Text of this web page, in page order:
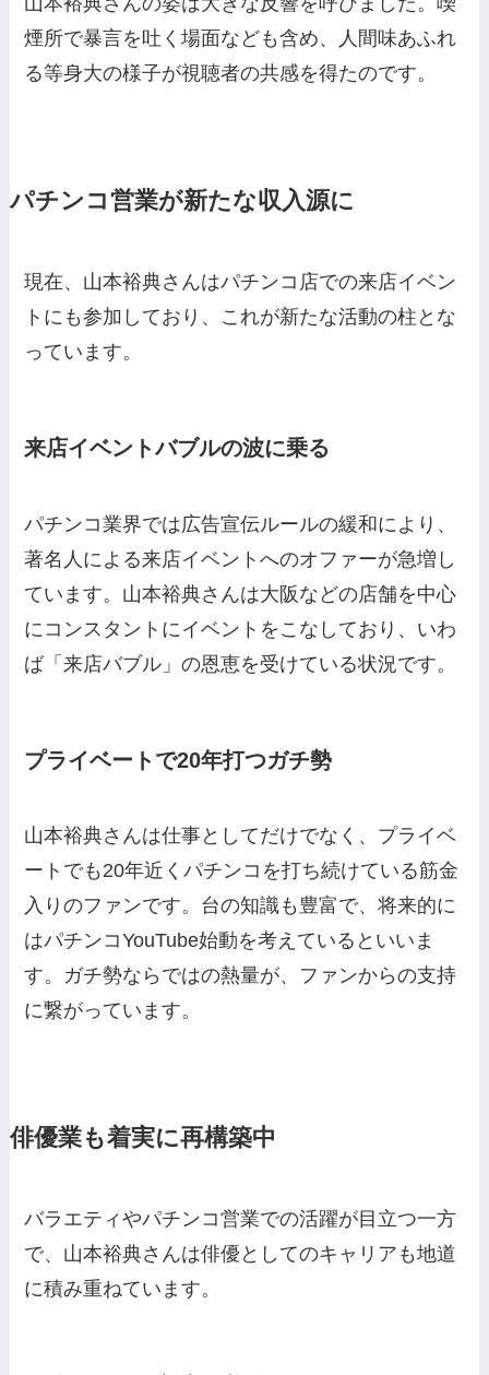
煙所で暴言を吐く場面なども含め、人間味あふれ
る等身大の様子が視聴者の共感を得たのです。
パチンコ営業が新たな収入源に
現在、山本裕典さんはパチンコ店での来店イベン
トにも参加しており、これが新たな活動の柱とな
っています。
来店イベントバブルの波に乗る
パチンコ業界では広告宣伝ルールの緩和により、
著名人による来店イベントへのオファーが急増し
ています。山本裕典さんは大阪などの店舗を中心
にコンスタントにイベントをこなしており、いわ
ば「来店バブル」の恩恵を受けている状況です。
プライベートで20年打つガチ勢
山本裕典さんは仕事としてだけでなく、プライベ
ートでも20年近くパチンコを打ち続けている筋金
入りのファンです。台の知識も豊富で、将来的に
はパチンコYouTube始動を考えているといいま
す。ガチ勢ならではの熱量が、ファンからの支持
に繋がっています。
俳優業も着実に再構築中
バラエティやパチンコ営業での活躍が目立つ一方
で、山本裕典さんは俳優としてのキャリアも地道
に積み重ねています。